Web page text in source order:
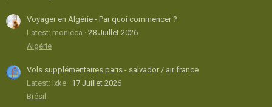
Voyager en Algérie - Par quoi commencer ?
Latest: monicca
28 Juillet 2026
Algérie
Vols supplémentaires paris - salvador / air france
Latest: ixke
17 Juillet 2026
Brésil